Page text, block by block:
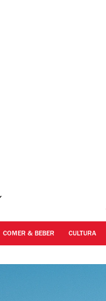
COMER & BEBER CULTURA